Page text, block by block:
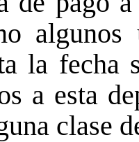
la fecha
a esta
clase